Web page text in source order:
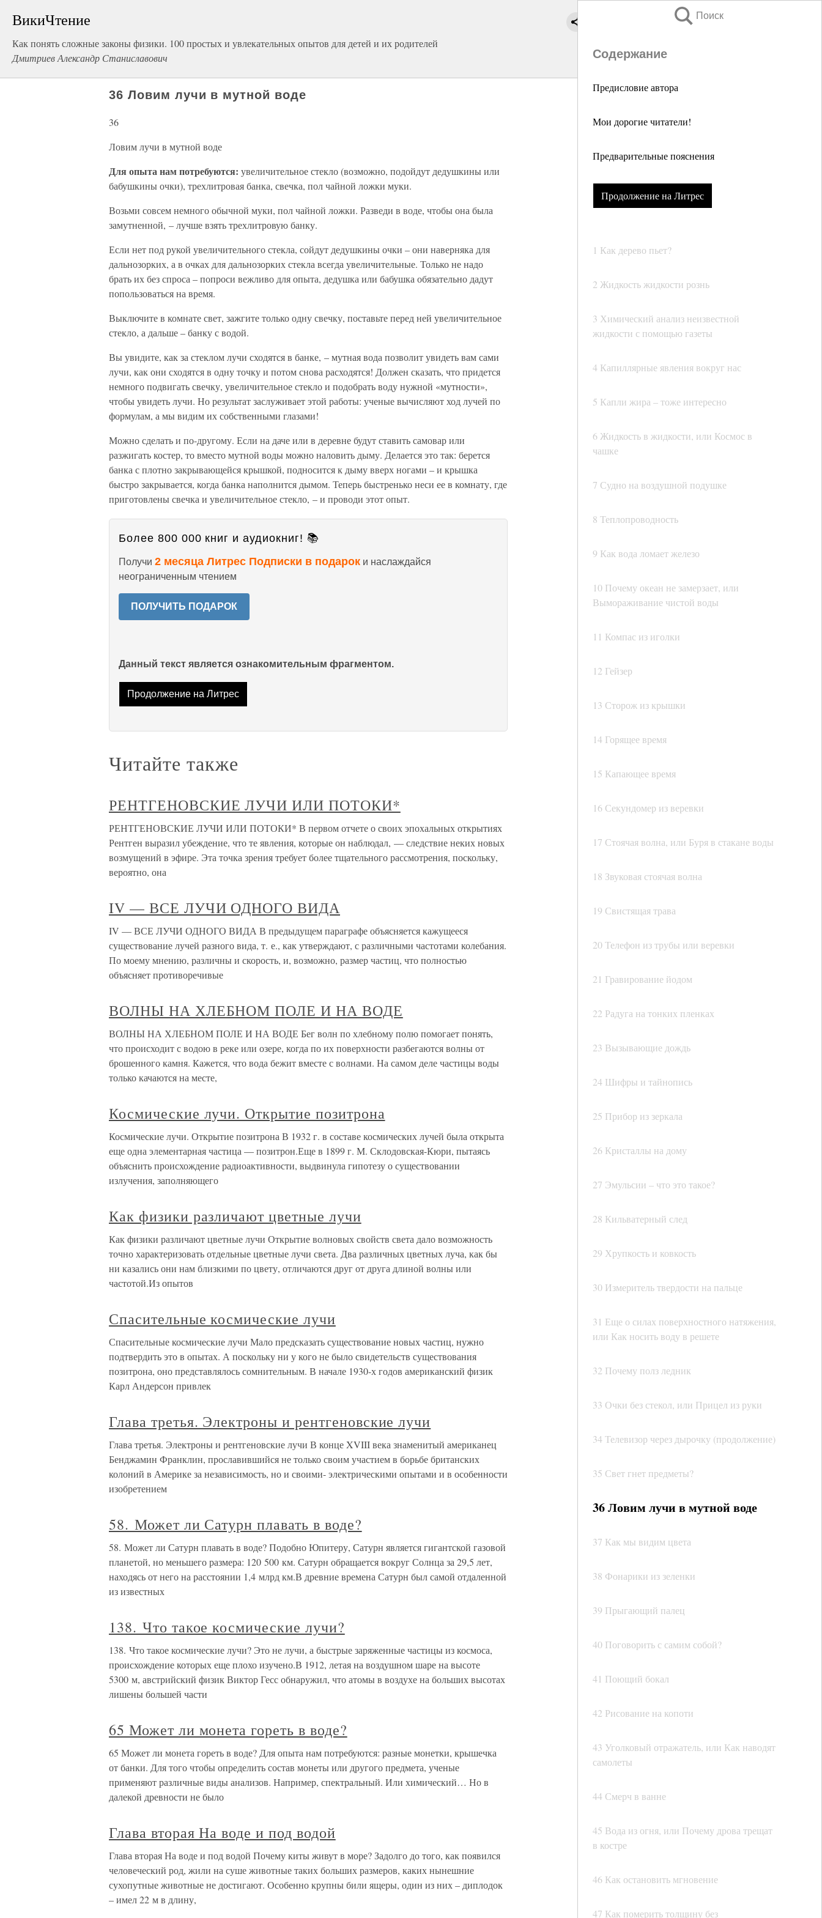
ВикиЧтение
Как понять сложные законы физики. 100 простых и увлекательных опытов для детей и их родителей
Дмитриев Александр Станиславович
Поиск
Содержание
Предисловие автора
Мои дорогие читатели!
Предварительные пояснения
Продолжение на Литрес
1 Как дерево пьет?
2 Жидкость жидкости рознь
3 Химический анализ неизвестной
жидкости с помощью газеты
4 Капиллярные явления вокруг нас
5 Капли жира – тоже интересно
6 Жидкость в жидкости, или Космос в
чашке
7 Судно на воздушной подушке
8 Теплопроводность
9 Как вода ломает железо
10 Почему океан не замерзает, или
Вымораживание чистой воды
11 Компас из иголки
12 Гейзер
13 Сторож из крышки
14 Горящее время
15 Капающее время
16 Секундомер из веревки
17 Стоячая волна, или Буря в стакане воды
18 Звуковая стоячая волна
19 Свистящая трава
20 Телефон из трубы или веревки
21 Гравирование йодом
22 Радуга на тонких пленках
23 Вызывающие дождь
24 Шифры и тайнопись
25 Прибор из зеркала
26 Кристаллы на дому
27 Эмульсии – что это такое?
28 Кильватерный след
29 Хрупкость и ковкость
30 Измеритель твердости на пальце
31 Еще о силах поверхностного натяжения,
или Как носить воду в решете
32 Почему полз ледник
33 Очки без стекол, или Прицел из руки
34 Телевизор через дырочку (продолжение)
35 Свет гнет предметы?
36 Ловим лучи в мутной воде
37 Как мы видим цвета
38 Фонарики из зеленки
39 Прыгающий палец
40 Поговорить с самим собой?
41 Поющий бокал
42 Рисование на копоти
43 Уголковый отражатель, или Как наводят
самолеты
44 Смерч в ванне
45 Вода из огня, или Почему дрова трещат
в костре
46 Как остановить мгновение
47 Как померить толщину без
36 Ловим лучи в мутной воде
36
Ловим лучи в мутной воде
Для опыта нам потребуются: увеличительное стекло (возможно, подойдут дедушкины или
бабушкины очки), трехлитровая банка, свечка, пол чайной ложки муки.
Возьми совсем немного обычной муки, пол чайной ложки. Разведи в воде, чтобы она была
замутненной, – лучше взять трехлитровую банку.
Если нет под рукой увеличительного стекла, сойдут дедушкины очки – они наверняка для
дальнозорких, а в очках для дальнозорких стекла всегда увеличительные. Только не надо
брать их без спроса – попроси вежливо для опыта, дедушка или бабушка обязательно дадут
попользоваться на время.
Выключите в комнате свет, зажгите только одну свечку, поставьте перед ней увеличительное
стекло, а дальше – банку с водой.
Вы увидите, как за стеклом лучи сходятся в банке, – мутная вода позволит увидеть вам сами
лучи, как они сходятся в одну точку и потом снова расходятся! Должен сказать, что придется
немного подвигать свечку, увеличительное стекло и подобрать воду нужной «мутности»,
чтобы увидеть лучи. Но результат заслуживает этой работы: ученые вычисляют ход лучей по
формулам, а мы видим их собственными глазами!
Можно сделать и по-другому. Если на даче или в деревне будут ставить самовар или
разжигать костер, то вместо мутной воды можно наловить дыму. Делается это так: берется
банка с плотно закрывающейся крышкой, подносится к дыму вверх ногами – и крышка
быстро закрывается, когда банка наполнится дымом. Теперь быстренько неси ее в комнату, где
приготовлены свечка и увеличительное стекло, – и проводи этот опыт.
Более 800 000 книг и аудиокниг! 📚
Получи 2 месяца Литрес Подписки в подарок и наслаждайся
неограниченным чтением
ПОЛУЧИТЬ ПОДАРОК
Данный текст является ознакомительным фрагментом.
Продолжение на Литрес
Читайте также
РЕНТГЕНОВСКИЕ ЛУЧИ ИЛИ ПОТОКИ*
РЕНТГЕНОВСКИЕ ЛУЧИ ИЛИ ПОТОКИ* В первом отчете о своих эпохальных открытиях
Рентген выразил убеждение, что те явления, которые он наблюдал, — следствие неких новых
возмущений в эфире. Эта точка зрения требует более тщательного рассмотрения, поскольку,
вероятно, она
IV — ВСЕ ЛУЧИ ОДНОГО ВИДА
IV — ВСЕ ЛУЧИ ОДНОГО ВИДА В предыдущем параграфе объясняется кажущееся
существование лучей разного вида, т. е., как утверждают, с различными частотами колебания.
По моему мнению, различны и скорость, и, возможно, размер частиц, что полностью
объясняет противоречивые
ВОЛНЫ НА ХЛЕБНОМ ПОЛЕ И НА ВОДЕ
ВОЛНЫ НА ХЛЕБНОМ ПОЛЕ И НА ВОДЕ Бег волн по хлебному полю помогает понять,
что происходит с водою в реке или озере, когда по их поверхности разбегаются волны от
брошенного камня. Кажется, что вода бежит вместе с волнами. На самом деле частицы воды
только качаются на месте,
Космические лучи. Открытие позитрона
Космические лучи. Открытие позитрона В 1932 г. в составе космических лучей была открыта
еще одна элементарная частица — позитрон.Еще в 1899 г. М. Склодовская-Кюри, пытаясь
объяснить происхождение радиоактивности, выдвинула гипотезу о существовании
излучения, заполняющего
Как физики различают цветные лучи
Как физики различают цветные лучи Открытие волновых свойств света дало возможность
точно характеризовать отдельные цветные лучи света. Два различных цветных луча, как бы
ни казались они нам близкими по цвету, отличаются друг от друга длиной волны или
частотой.Из опытов
Спасительные космические лучи
Спасительные космические лучи Мало предсказать существование новых частиц, нужно
подтвердить это в опытах. А поскольку ни у кого не было свидетельств существования
позитрона, оно представлялось сомнительным. В начале 1930-х годов американский физик
Карл Андерсон привлек
Глава третья. Электроны и рентгеновские лучи
Глава третья. Электроны и рентгеновские лучи В конце XVIII века знаменитый американец
Бенджамин Франклин, прославившийся не только своим участием в борьбе британских
колоний в Америке за независимость, но и своими- электрическими опытами и в особенности
изобретением
58. Может ли Сатурн плавать в воде?
58. Может ли Сатурн плавать в воде? Подобно Юпитеру, Сатурн является гигантской газовой
планетой, но меньшего размера: 120 500 км. Сатурн обращается вокруг Солнца за 29,5 лет,
находясь от него на расстоянии 1,4 млрд км.В древние времена Сатурн был самой отдаленной
из известных
138. Что такое космические лучи?
138. Что такое космические лучи? Это не лучи, а быстрые заряженные частицы из космоса,
происхождение которых еще плохо изучено.В 1912, летая на воздушном шаре на высоте
5300 м, австрийский физик Виктор Гесс обнаружил, что атомы в воздухе на больших высотах
лишены большей части
65 Может ли монета гореть в воде?
65 Может ли монета гореть в воде? Для опыта нам потребуются: разные монетки, крышечка
от банки. Для того чтобы определить состав монеты или другого предмета, ученые
применяют различные виды анализов. Например, спектральный. Или химический… Но в
далекой древности не было
Глава вторая На воде и под водой
Глава вторая На воде и под водой Почему киты живут в море? Задолго до того, как появился
человеческий род, жили на суше животные таких больших размеров, каких нынешние
сухопутные животные не достигают. Особенно крупны били ящеры, один из них – диплодок
– имел 22 м в длину,